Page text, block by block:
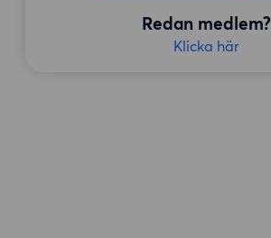
Redan medlem?
Klicka här